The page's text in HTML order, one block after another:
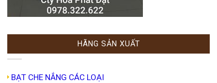
HÃNG SẢN XUẤT
BẠT CHE NẮNG CÁC LOẠI